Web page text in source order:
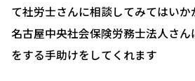
て社労士さんに相談してみてはいか
名古屋中央社会保険労務士法人さん
をする手助けをしてくれます